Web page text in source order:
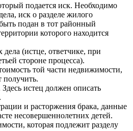
подается иск. Необходимо
иск о разделе жилого
подан в тот районный
которого находится
дела (истце, ответчике, при
стороне процесса).
той части недвижимости,
получить.
истец должен описать
и расторжения брака, данные
несовершеннолетних детей.
которая подлежит разделу